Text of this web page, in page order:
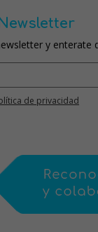
Newsletter
y enterate
de privacidad